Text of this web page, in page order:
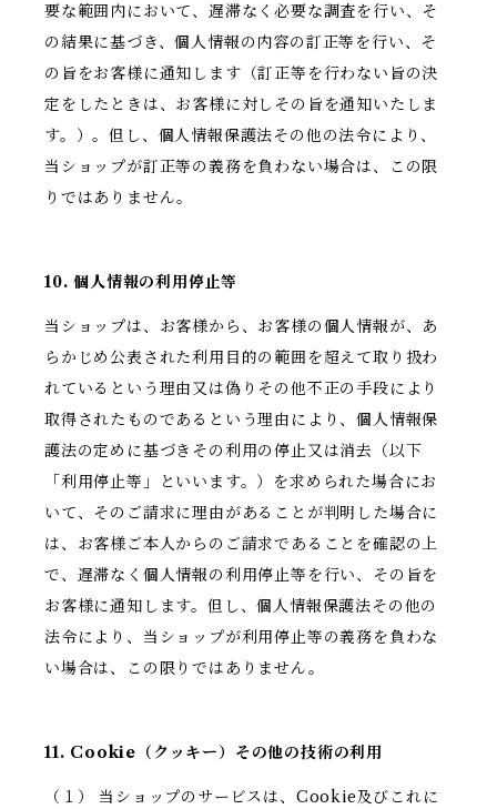
要な範囲内において、遅滞なく必要な調査を行い、そ
の結果に基づき、個人情報の内容の訂正等を行い、そ
の旨をお客様に通知します（訂正等を行わない旨の決
定をしたときは、お客様に対しその旨を通知いたしま
す。）。但し、個人情報保護法その他の法令により、
当ショップが訂正等の義務を負わない場合は、この限
りではありません。
10. 個人情報の利用停止等
当ショップは、お客様から、お客様の個人情報が、あ
らかじめ公表された利用目的の範囲を超えて取り扱わ
れているという理由又は偽りその他不正の手段により
取得されたものであるという理由により、個人情報保
護法の定めに基づきその利用の停止又は消去（以下
「利用停止等」といいます。）を求められた場合にお
いて、そのご請求に理由があることが判明した場合に
は、お客様ご本人からのご請求であることを確認の上
で、遅滞なく個人情報の利用停止等を行い、その旨を
お客様に通知します。但し、個人情報保護法その他の
法令により、当ショップが利用停止等の義務を負わな
い場合は、この限りではありません。
11. Cookie（クッキー）その他の技術の利用
（１） 当ショップのサービスは、Cookie及びこれに